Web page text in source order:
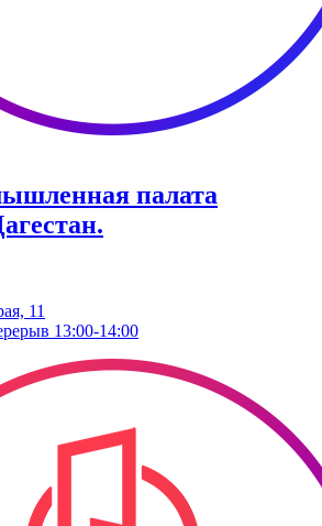
палата
11
13:00-14:00